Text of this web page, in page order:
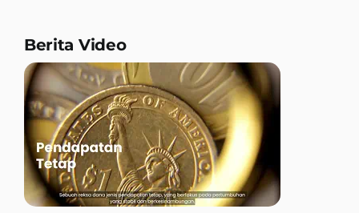
Berita Video